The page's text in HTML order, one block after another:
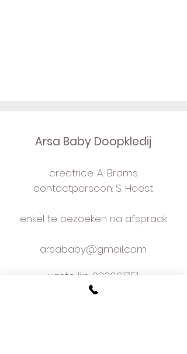
Arsa Baby Doopkledij
creatrice: A. Brams
contactpersoon: S. Haest
enkel te bezoeken na afspraak
arsababy@gmail.com
vaste lijn: 033661751
mobiel: 0477480356